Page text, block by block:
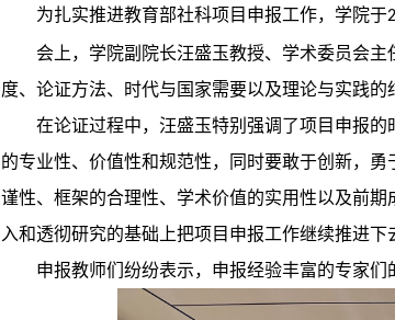
为扎实推进教育部社科项目申报工作，学院于
会上，学院副院长汪盛玉教授、 学术委员会主
度、论证方法、时代与国家需要以及理论与实践
在论证过程中，汪盛玉特别强调了项目申报
的专业性、价值性和规范性，同时要敢于创新，
谨性、框架的合理性、学术价值的实用性以及前期
入和透彻研究的基础上把项目申报工作继续推进下
申报教师们纷纷表示，申报经验丰富的专家们